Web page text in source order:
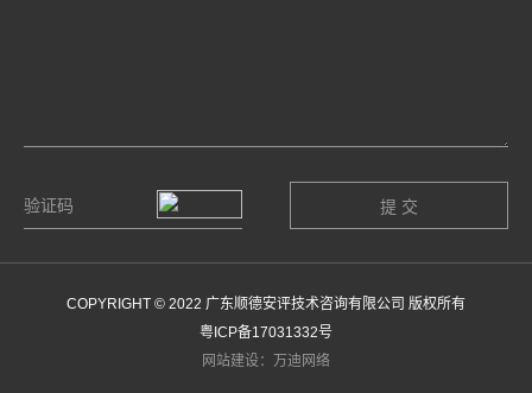
COPYRIGHT © 2022 广东顺德安评技术咨询有限公司 版权所有
粤ICP备17031332号
网站建设：万迪网络